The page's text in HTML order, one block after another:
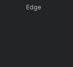
Edge